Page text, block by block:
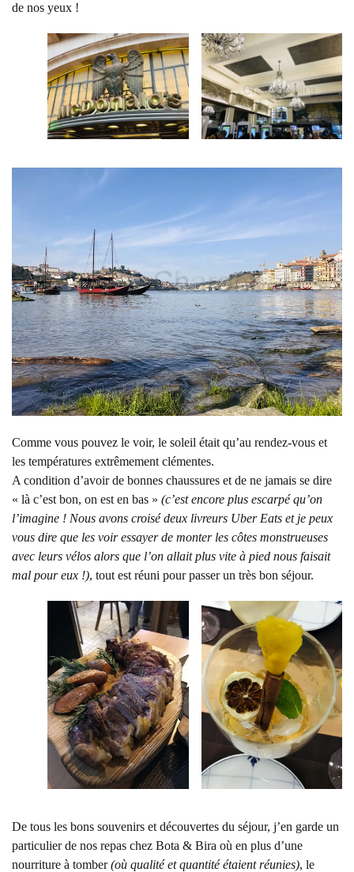
de nos yeux !
Comme vous pouvez le voir, le soleil était qu’au rendez-vous et
les températures extrêmement clémentes.
A condition d’avoir de bonnes chaussures et de ne jamais se dire
« là c’est bon, on est en bas » (c’est encore plus escarpé qu’on
l’imagine ! Nous avons croisé deux livreurs Uber Eats et je peux
vous dire que les voir essayer de monter les côtes monstrueuses
avec leurs vélos alors que l’on allait plus vite à pied nous faisait
mal pour eux !), tout est réuni pour passer un très bon séjour.
De tous les bons souvenirs et découvertes du séjour, j’en garde un
particulier de nos repas chez Bota & Bira où en plus d’une
nourriture à tomber(où qualité et quantité étaient réunies), le